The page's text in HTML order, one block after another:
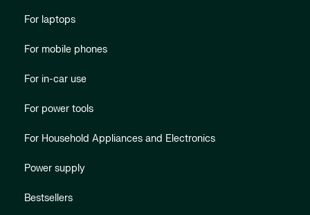
For laptops
For mobile phones
For in-car use
For power tools
For Household Appliances and Electronics
Power supply
Bestsellers